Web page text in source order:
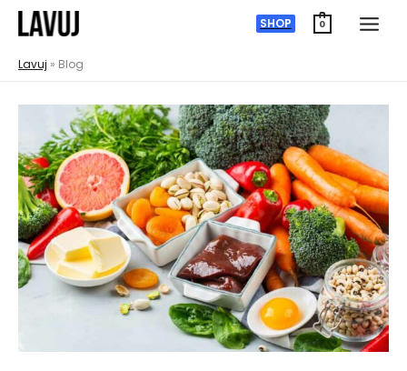
Zum
Inhalt
springen
SHOP 0
Lavuj » Blog